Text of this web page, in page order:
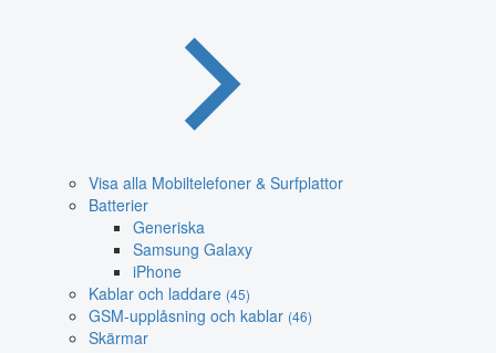
Visa alla Mobiltelefoner & Surfplattor
Batterier
Generiska
Samsung Galaxy
iPhone
Kablar och laddare (45)
GSM-upplåsning och kablar (46)
Skärmar